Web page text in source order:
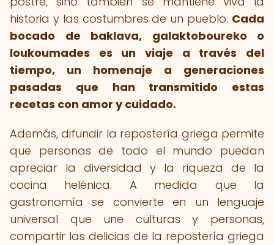
historia y las costumbres de un pueblo. Cada
bocado de baklava, galaktoboureko o
loukoumades es un viaje a través del
tiempo, un homenaje a generaciones
pasadas que han transmitido estas
recetas con amor y cuidado.
Además, difundir la repostería griega permite
que personas de todo el mundo puedan
apreciar la diversidad y la riqueza de la
cocina helénica. A medida que la
gastronomía se convierte en un lenguaje
universal que une culturas y personas,
compartir las delicias de la repostería griega